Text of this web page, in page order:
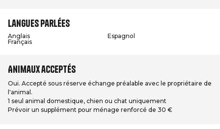
Langues parlées
Anglais
Espagnol
Français
Animaux acceptés
Oui. Accepté sous réserve échange préalable avec le propriétaire de
l'animal.
1 seul animal domestique, chien ou chat uniquement
Prévoir un supplément pour ménage renforcé de 30 €